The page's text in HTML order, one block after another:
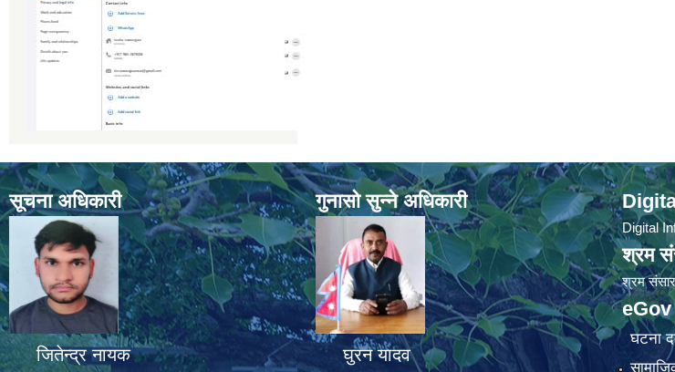
सूचना अधिकारी
जितेन्द्र नायक
गुनासो सुन्ने अधिकारी
घुरन यादव
Digital
श्रम
श्रम संसार
घटना